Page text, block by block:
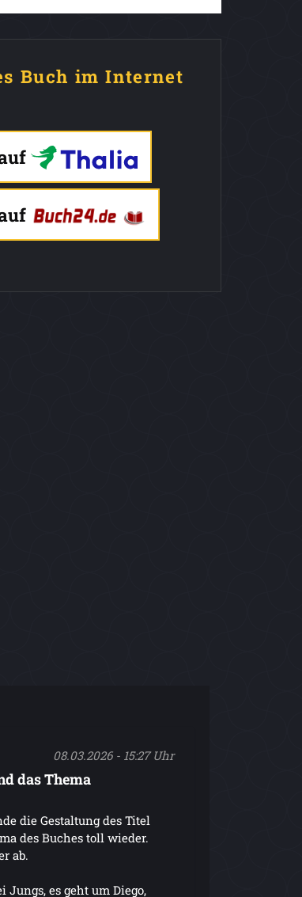
Buch im Internet
08.03.2026 - 15:27 Uhr
das Thema
die Gestaltung des Titel
des Buches toll wieder.
ab.
Jungs, es geht um Diego,